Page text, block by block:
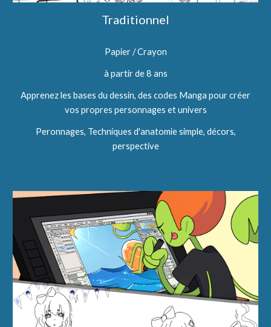
Traditionnel
Papier / Crayon
à partir de 8 ans
Apprenez les bases du dessin, des codes Manga pour créer
vos propres personnages et univers
Peronnages, Techniques d'anatomie simple, décors,
perspective